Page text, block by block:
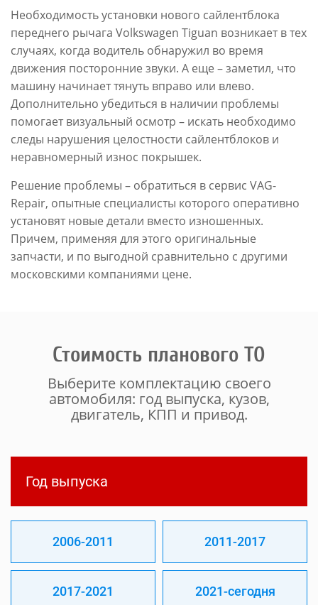
Необходимость установки нового сайлентблока
переднего рычага Volkswagen Tiguan возникает в тех
случаях, когда водитель обнаружил во время
движения посторонние звуки. А еще – заметил, что
машину начинает тянуть вправо или влево.
Дополнительно убедиться в наличии проблемы
помогает визуальный осмотр – искать необходимо
следы нарушения целостности сайлентблоков и
неравномерный износ покрышек.
Решение проблемы – обратиться в сервис VAG-
Repair, опытные специалисты которого оперативно
установят новые детали вместо изношенных.
Причем, применяя для этого оригинальные
запчасти, и по выгодной сравнительно с другими
московскими компаниями цене.
Стоимость планового ТО
Выберите комплектацию своего
автомобиля: год выпуска, кузов,
двигатель, КПП и привод.
Год выпуска
2006-2011 2011-2017
2017-2021 2021-сегодня